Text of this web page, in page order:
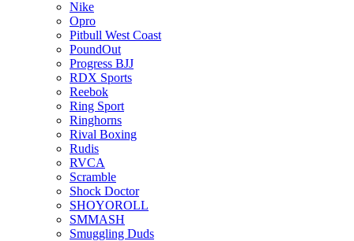
Nike
Opro
Pitbull West Coast
PoundOut
Progress BJJ
RDX Sports
Reebok
Ring Sport
Ringhorns
Rival Boxing
Rudis
RVCA
Scramble
Shock Doctor
SHOYOROLL
SMMASH
Smuggling Duds